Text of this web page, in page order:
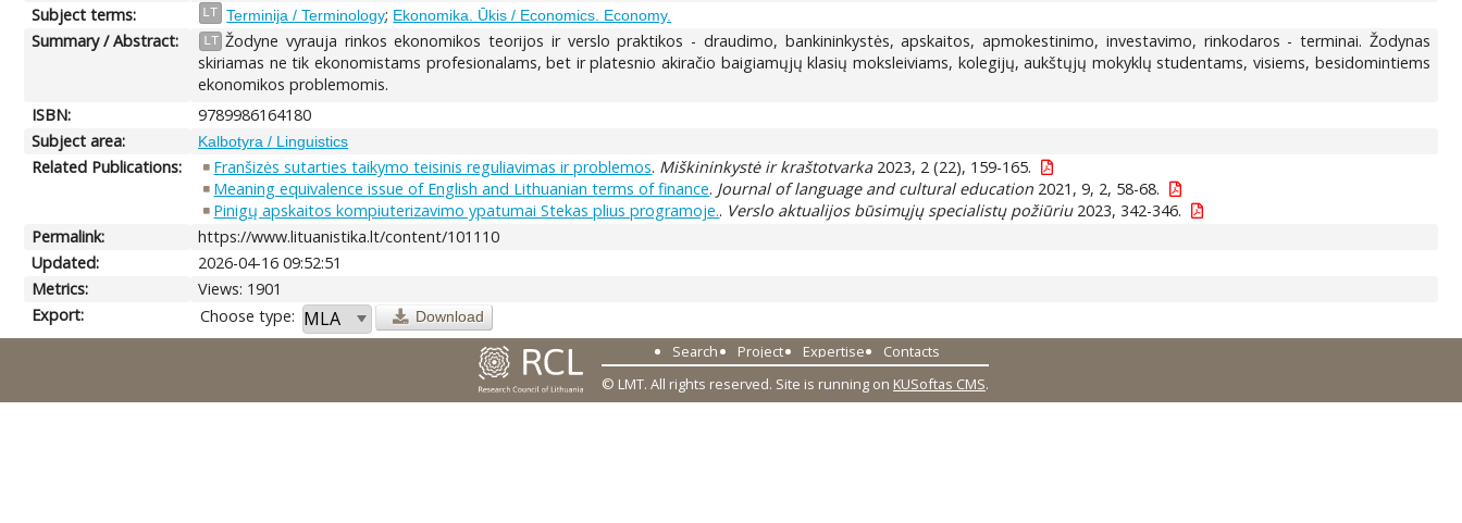
Subject terms:
LT Terminija / Terminology; Ekonomika. Ūkis / Economics. Economy.
Summary / Abstract: LT Žodyne vyrauja rinkos ekonomikos teorijos ir verslo praktikos - draudimo, bankininkystės, apskaitos, apmokestinimo, investavimo, rinkodaros - terminai. Žodynas
skiriamas ne tik ekonomistams profesionalams, bet ir platesnio akiračio baigiamųjų klasių moksleiviams, kolegijų, aukštųjų mokyklų studentams, visiems, besidomintiems
ekonomikos problemomis.
ISBN:
9789986164180
Subject area:
Kalbotyra / Linguistics
Related Publications: Franšizės sutarties taikymo teisinis reguliavimas ir problemos. Miškininkystė ir kraštotvarka2023, 2 (22), 159-165.
Meaning equivalence issue of English and Lithuanian terms of finance. Journal of language and cultural education 2021, 9, 2, 58-68.
Pinigų apskaitos kompiuterizavimo ypatumai Stekas plius programoje.. Verslo aktualijos būsimųjų specialistų požiūriu2023, 342-346.
Permalink:
https://www.lituanistika.lt/content/101110
Updated:
2026-04-16 09:52:51
Metrics:
Views: 1901
Export:
Choose type: Download
Search Project Expertise
Contacts
© LMT. All rights reserved. Site is running on KUSoftas CMS.